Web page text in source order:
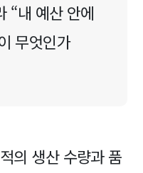
“내 예산 안에
무엇인가
의 생산 수량과 품